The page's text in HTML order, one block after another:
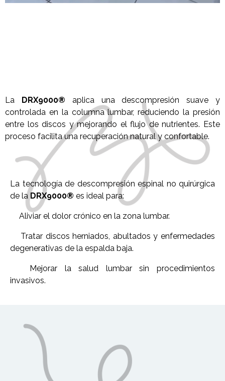
La DRX9000® aplica una descompresión suave y
controlada en la columna lumbar, reduciendo la presión
entre los discos y mejorando el flujo de nutrientes. Este
proceso facilita una recuperación natural y confortable.
La tecnología de descompresión espinal no quirúrgica
de la DRX9000® es ideal para:
Aliviar el dolor crónico en la zona lumbar.
Tratar discos herniados, abultados y enfermedades
degenerativas de la espalda baja.
Mejorar la salud lumbar sin procedimientos
invasivos.